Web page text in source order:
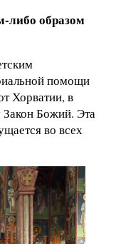
либо образом
помощи
Хорватии, в
Закон Божий. Эта
во всех